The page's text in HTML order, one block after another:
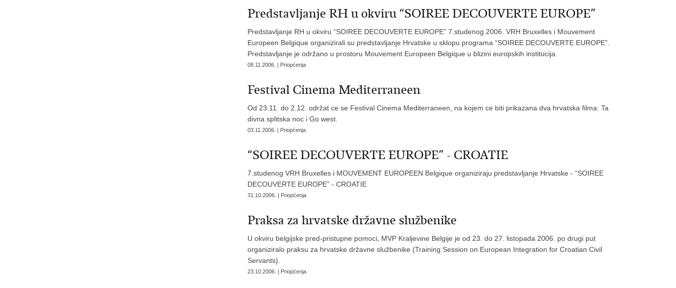
Predstavljanje RH u okviru “SOIREE DECOUVERTE EUROPE”
Predstavljanje RH u okviru “SOIREE DECOUVERTE EUROPE” 7.studenog 2006. VRH Bruxelles i Mouvement
Europeen Belgique organizirali su predstavljanje Hrvatske u sklopu programa “SOIREE DECOUVERTE EUROPE”.
Predstavljanje je održano u prostoru Mouvement Europeen Belgique u blizini europskih institucija.
08.11.2006. | Priopćenja
Festival Cinema Mediterraneen
Od 23.11. do 2.12. održat ce se Festival Cinema Mediterraneen, na kojem ce biti prikazana dva hrvatska filma: Ta
divna splitska noc i Go west.
03.11.2006. | Priopćenja
“SOIREE DECOUVERTE EUROPE” - CROATIE
7.studenog VRH Bruxelles i MOUVEMENT EUROPEEN Belgique organiziraju predstavljanje Hrvatske - “SOIREE
DECOUVERTE EUROPE” - CROATIE
31.10.2006. | Priopćenja
Praksa za hrvatske državne službenike
U okviru belgijske pred-pristupne pomoci, MVP Kraljevine Belgije je od 23. do 27. listopada 2006. po drugi put
organiziralo praksu za hrvatske državne službenike (Training Session on European Integration for Croatian Civil
Servants).
23.10.2006. | Priopćenja